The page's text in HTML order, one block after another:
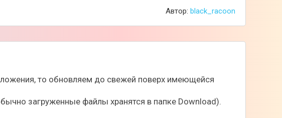
Автор: black_racoon
то обновляем до свежей поверх имеющейся
загруженные файлы хранятся в папке Download).